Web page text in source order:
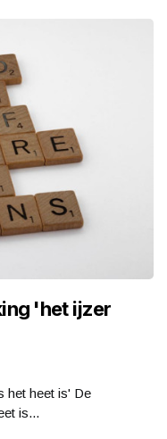
'het ijzer
het heet is' De
is...